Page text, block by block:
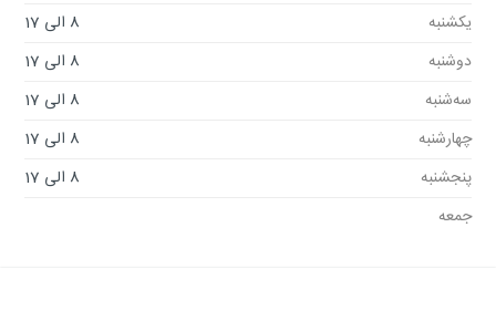
یکشنبه
8 الی 17
دوشنبه
8 الی 17
سه‌شنبه
8 الی 17
چهارشنبه
8 الی 17
پنجشنبه
8 الی 17
جمعه